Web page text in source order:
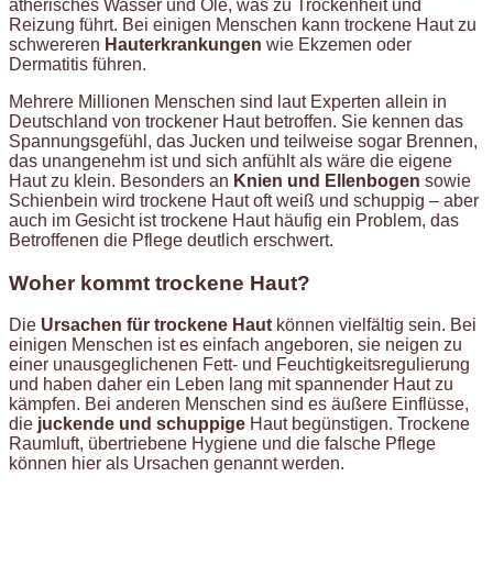
ätherisches Wasser und Öle, was zu Trockenheit und
Reizung führt. Bei einigen Menschen kann trockene Haut zu
schwereren Hauterkrankungen wie Ekzemen oder
Dermatitis führen.
Mehrere Millionen Menschen sind laut Experten allein in
Deutschland von trockener Haut betroffen. Sie kennen das
Spannungsgefühl, das Jucken und teilweise sogar Brennen,
das unangenehm ist und sich anfühlt als wäre die eigene
Haut zu klein. Besonders an Knien und Ellenbogen sowie
Schienbein wird trockene Haut oft weiß und schuppig – aber
auch im Gesicht ist trockene Haut häufig ein Problem, das
Betroffenen die Pflege deutlich erschwert.
Woher kommt trockene Haut?
Die Ursachen für trockene Haut können vielfältig sein. Bei
einigen Menschen ist es einfach angeboren, sie neigen zu
einer unausgeglichenen Fett- und Feuchtigkeitsregulierung
und haben daher ein Leben lang mit spannender Haut zu
kämpfen. Bei anderen Menschen sind es äußere Einflüsse,
die juckende und schuppige Haut begünstigen. Trockene
Raumluft, übertriebene Hygiene und die falsche Pflege
können hier als Ursachen genannt werden.